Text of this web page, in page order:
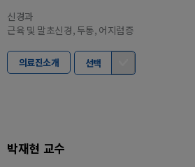
신경과
근육 및 말초신경, 두통, 어지럼증
의료진소개 선택
박재현 교수